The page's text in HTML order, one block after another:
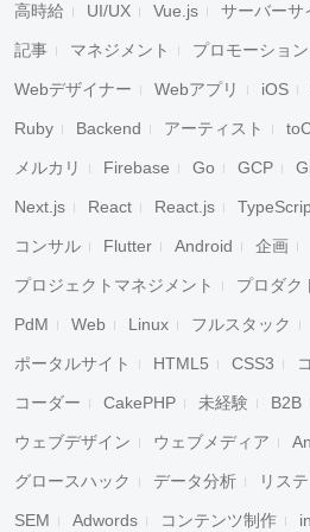
高時給 UI/UX Vue.js サーバーサ
記事 マネジメント プロモーション
Webデザイナー Webアプリ iOS
Ruby Backend アーティスト
メルカリ Firebase Go GCP
Next.js React React.js
コンサル Flutter Android 企画
プロジェクトマネジメント プロダク
PdM Web Linux フルスタック
ポータルサイト HTML5 CSS3
コーダー CakePHP 未経験 B2B
ウェブデザイン ウェブメディア
グロースハック データ分析 リス
SEM Adwords コンテンツ制作